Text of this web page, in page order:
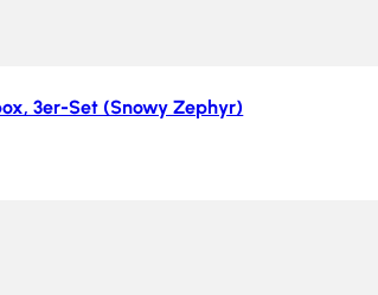
3er-Set (Snowy Zephyr)